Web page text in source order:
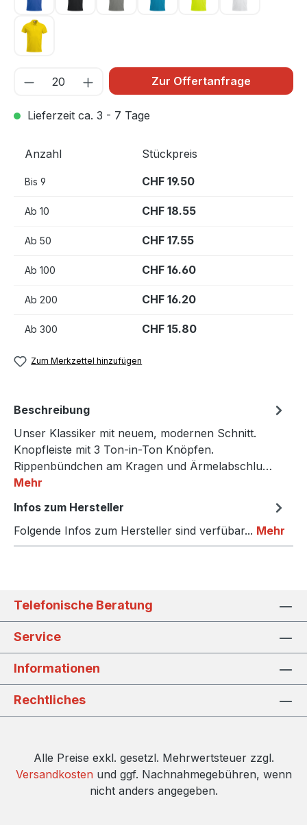
Zitrone 10
Zur Offertanfrage
Lieferzeit ca. 3 - 7 Tage
Anzahl Stückpreis
Bis 9 CHF 19.50
Ab 10 CHF 18.55
Ab 50 CHF 17.55
Ab 100 CHF 16.60
Ab 200 CHF 16.20
Ab 300 CHF 15.80
Zum Merkzettel hinzufügen
Beschreibung
Unser Klassiker mit neuem, modernen Schnitt.
Knopfleiste mit 3 Ton-in-Ton Knöpfen.
Rippenbündchen am Kragen und Ärmelabschlu…
Mehr
Infos zum Hersteller
Folgende Infos zum Hersteller sind verfübar... Mehr
Telefonische Beratung
Service
Informationen
Rechtliches
Alle Preise exkl. gesetzl. Mehrwertsteuer zzgl.
Versandkosten und ggf. Nachnahmegebühren, wenn
nicht anders angegeben.